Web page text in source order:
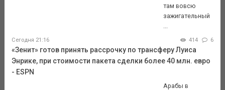
там вовсю
зажигательный
Сегодня 21:16 414 6
«Зенит» готов принять рассрочку по трансферу Луиса
Энрике, при стоимости пакета сделки более 40 млн. евро
- ESPN
Арабы в